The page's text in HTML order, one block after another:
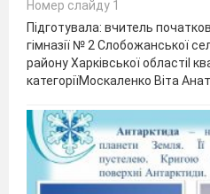
Номер слайду 1
Підготувала: вчитель
гімназії № 2 Слобожанської
району Харківської областіІ
категоріїМоскаленко Віта